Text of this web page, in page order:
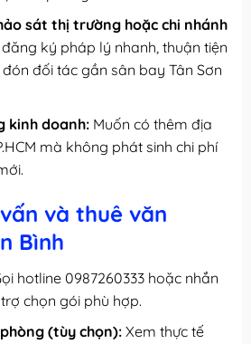
sát thị trường hoặc chi nhánh
ký pháp lý nhanh, thuận tiện
đối tác gần sân bay Tân Sơn
kinh doanh:Muốn có thêm địa
mà không phát sinh chi phí
và thuê văn
Bình
hotline 0987260333 hoặc nhắn
chọn gói phù hợp.
(tùy chọn):Xem thực tế